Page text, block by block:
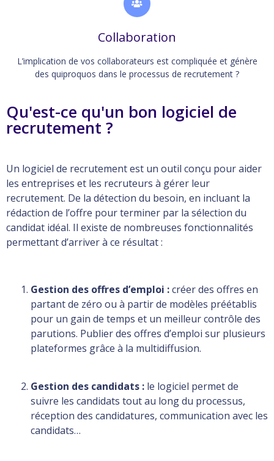
Collaboration
L’implication de vos collaborateurs est compliquée et génère
des quiproquos dans le processus de recrutement ?
Qu'est-ce qu'un bon logiciel de
recrutement ?
Un logiciel de recrutement est un outil conçu pour aider
les entreprises et les recruteurs à gérer leur
recrutement. De la détection du besoin, en incluant la
rédaction de l’offre pour terminer par la sélection du
candidat idéal. Il existe de nombreuses fonctionnalités
permettant d’arriver à ce résultat :
Gestion des offres d’emploi :créer des offres en
partant de zéro ou à partir de modèles préétablis
pour un gain de temps et un meilleur contrôle des
parutions. Publier des offres d’emploi sur plusieurs
plateformes grâce à la multidiffusion.
Gestion des candidats : le logiciel permet de
suivre les candidats tout au long du processus,
réception des candidatures, communication avec les
candidats…